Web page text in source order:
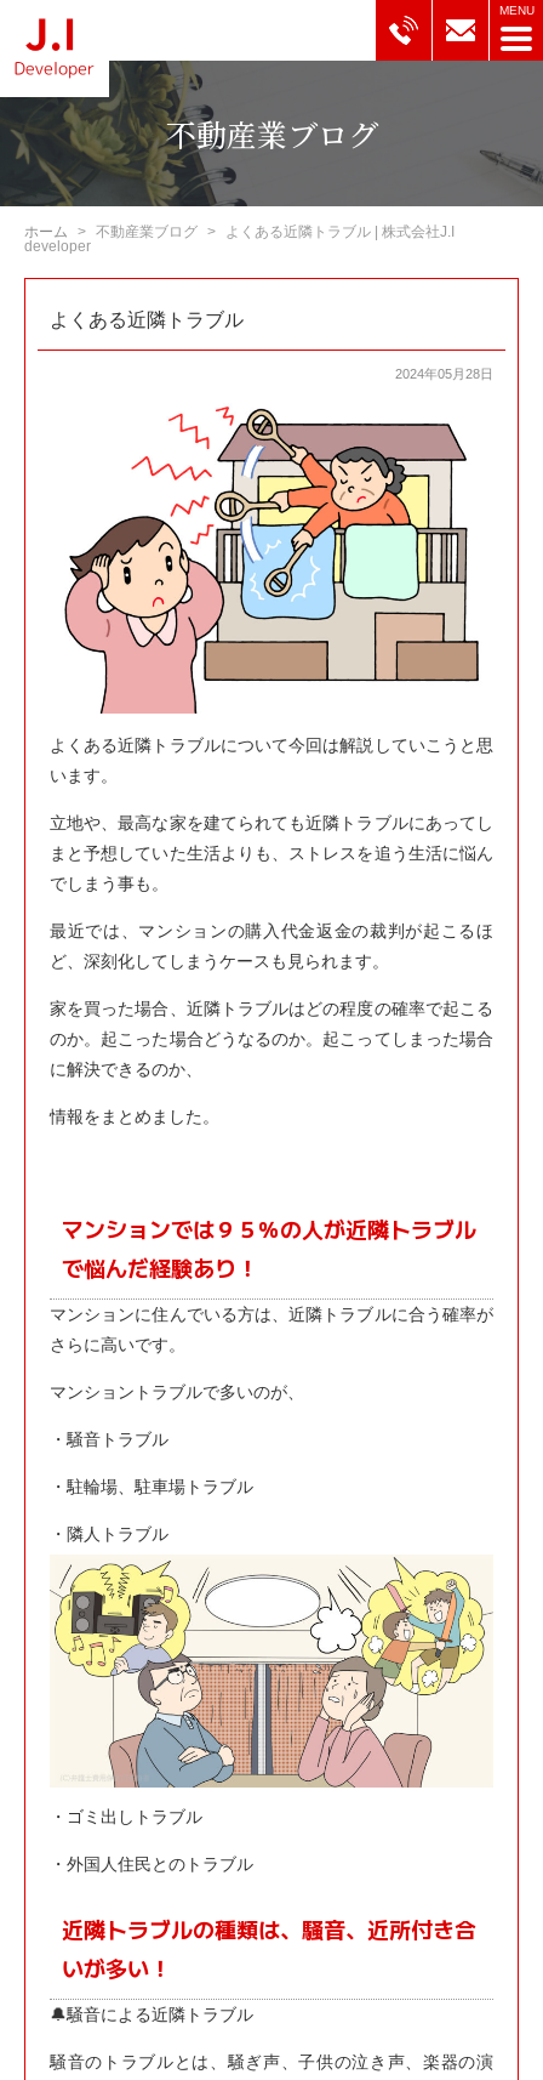
不動産業ブログ
ホーム 不動産業ブログ
よくある近隣トラブル | 株式会社J.I
developer
よくある近隣トラブル
2024年05月28日
よくある近隣トラブルについて今回は解説していこうと思
います。
立地や、最高な家を建てられても近隣トラブルにあってし
まと予想していた生活よりも、ストレスを追う生活に悩ん
でしまう事も。
最近では、マンションの購入代金返金の裁判が起こるほ
ど、深刻化してしまうケースも見られます。
家を買った場合、近隣トラブルはどの程度の確率で起こる
のか。起こった場合どうなるのか。起こってしまった場合
に解決できるのか、
情報をまとめました。
マンションでは９５％の人が近隣トラブル
で悩んだ経験あり！
マンションに住んでいる方は、近隣トラブルに合う確率が
さらに高いです。
マンショントラブルで多いのが、
・騒音トラブル
・駐輪場、駐車場トラブル
・隣人トラブル
・ゴミ出しトラブル
・外国人住民とのトラブル
近隣トラブルの種類は、騒音、近所付き合
いが多い！
🔔騒音による近隣トラブル
騒音のトラブルとは、騒ぎ声、子供の泣き声、楽器の演